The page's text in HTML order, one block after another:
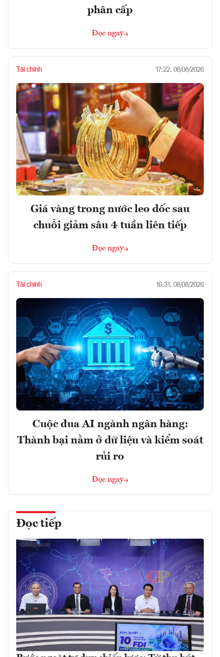
phân cấp
Đọc ngay
Tài chính 17:22, 08/08/2026
Giá vàng trong nước leo dốc sau
chuỗi giảm sâu 4 tuần liên tiếp
Đọc ngay
Tài chính 16:31, 08/08/2026
Cuộc đua AI ngành ngân hàng:
Thành bại nằm ở dữ liệu và kiểm soát
rủi ro
Đọc ngay
Đọc tiếp